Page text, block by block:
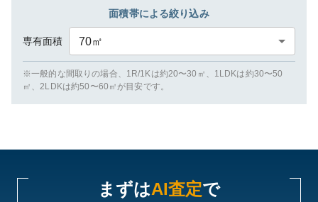
面積帯による絞り込み
専有面積 70㎡
※一般的な間取りの場合、1R/1Kは約20〜30㎡、1LDKは約30〜50
㎡、2LDKは約50〜60㎡が目安です。
まずはAI査定で